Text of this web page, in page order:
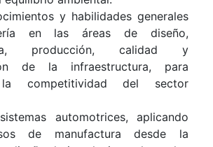
y habilidades generales
en las áreas de diseño,
producción, calidad y
de la infraestructura, para
competitividad del sector
automotrices, aplicando
de manufactura desde la